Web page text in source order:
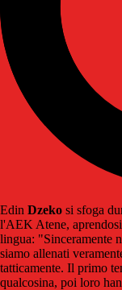
Edin Dzeko si sfoga
l'AEK Atene,
lingua: "Sinceramente
siamo allenati
tatticamente. Il primo
qualcosina, poi loro